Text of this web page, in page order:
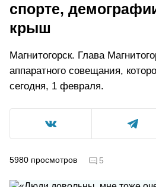
спорте,
крыш
Магнитогорск. Глава
аппаратного совещания,
сегодня, 1 февраля.
5980 просмотров 5